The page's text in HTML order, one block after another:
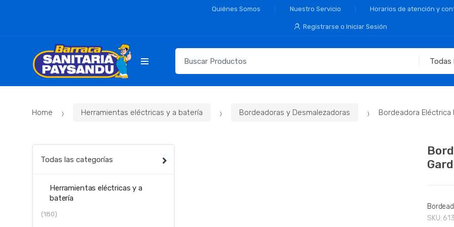
Quiénes Somos Nuestro Servicio Horarios de atención y
Registrarse o Iniciar Sesión
para:
Home Herramientas eléctricas y a batería Bordeadoras y Desmalezadoras Bordeadora
SKU:
Todas las categorías
Herramientas eléctricas y a
batería
(180)